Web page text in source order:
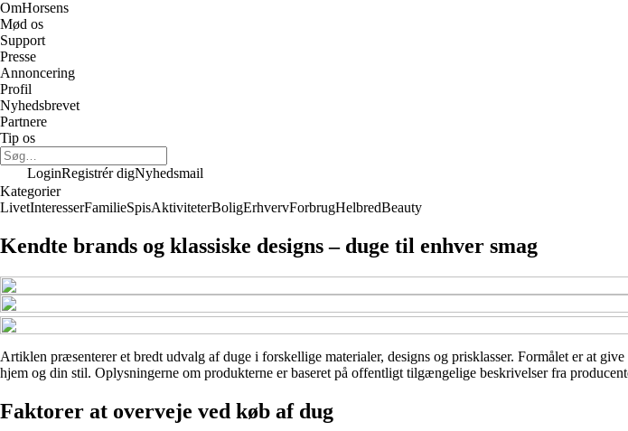
OmHorsens
Mød os
Support
Presse
Annoncering
Profil
Nyhedsbrevet
Partnere
Tip os
LoginRegistrér digNyhedsmail
Kategorier
LivetInteresserFamilieSpisAktiviteterBoligErhvervForbrugHelbredBeauty
Kendte brands og klassiske designs – duge til enhver smag
Artiklen præsenterer et bredt udvalg af duge i forskellige materialer, designs og prisklasser. Formålet er at
hjem og din stil. Oplysningerne om produkterne er baseret på offentligt tilgængelige beskrivelser fra
Faktorer at overveje ved køb af dug